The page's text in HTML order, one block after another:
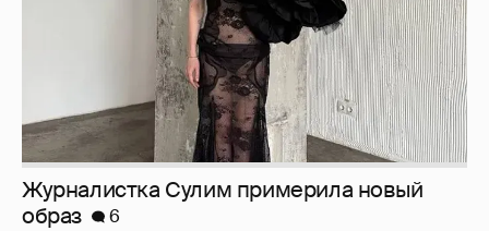
Журналистка Сулим примерила новый
образ
6